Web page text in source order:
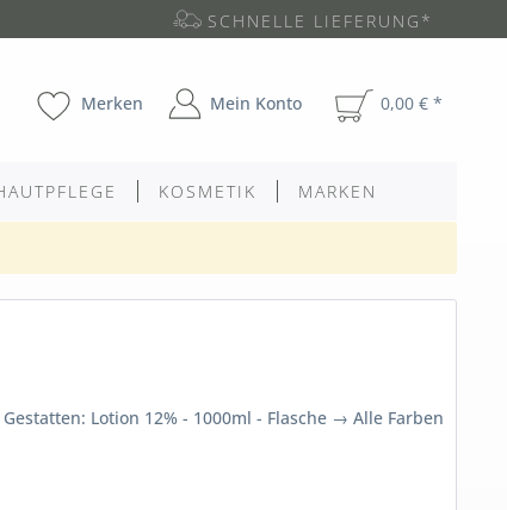
SCHNELLE LIEFERUNG*
Merken Mein Konto 0,00 € *
KOSMETIK MARKEN
Lotion 12% - 1000ml - Flasche → Alle Farben